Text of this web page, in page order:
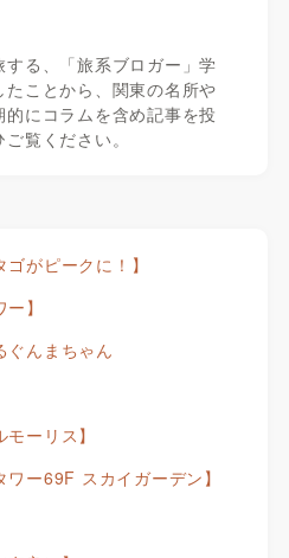
る、「旅系ブロガー」学
ことから、関東の名所や
にコラムを含め記事を投
覧ください。